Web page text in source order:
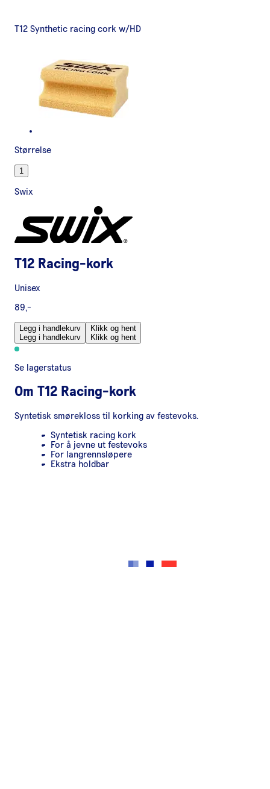
T12 Synthetic racing cork w/HD
Størrelse
1
Swix
T12 Racing-kork
Unisex
89,-
Legg i handlekurv
Legg i handlekurv
Klikk og hent
Klikk og hent
Se lagerstatus
Om T12 Racing-kork
Syntetisk smørekloss til korking av festevoks.
Syntetisk racing kork
For å jevne ut festevoks
For langrennsløpere
Ekstra holdbar